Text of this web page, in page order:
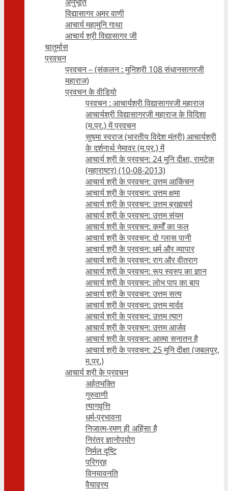
विद्यासागर अमर वाणी
आचार्य महामुनि गाथा
आचार्य श्री विद्यासागर जी
चातुर्मास
प्रवचन
प्रवचन – (संकलन : मुनिश्री 108 संधानसागरजी
महाराज)
प्रवचन के वीडियो
प्रवचन : आचार्यश्री ‍विद्यासागरजी महाराज
आचार्यश्री विद्यासागरजी महाराज के विदिशा
(म.प्र.) में प्रवचन
सुषमा स्वराज (भारतीय विदेश मंत्री) आचार्यश्री
के दर्शनार्थ नेमावर (म.प्र.) में
आचार्य श्री के प्रवचन: 24 मुनि दीक्षा, रामटेक
(महाराष्ट्र) (10-08-2013)
आचार्य श्री के प्रवचन: उत्तम आकिंचन
आचार्य श्री के प्रवचन: उत्तम क्षमा
आचार्य श्री के प्रवचन: उत्तम ब्रह्मचर्य
आचार्य श्री के प्रवचन: उत्तम संयम
आचार्य श्री के प्रवचन: कर्मों का फल
आचार्य श्री के प्रवचन: दो ग्लास पानी
आचार्य श्री के प्रवचन: धर्म और व्यापार
आचार्य श्री के प्रवचन: राग और वीतराग
आचार्य श्री के प्रवचन: रूप स्वरुप का ज्ञान
आचार्य श्री के प्रवचन: लोभ पाप का बाप
आचार्य श्री के प्रवचन: उत्तम सत्य
आचार्य श्री के प्रवचन: उत्तम मार्दव
आचार्य श्री के प्रवचन: उत्तम त्याग
आचार्य श्री के प्रवचन: उत्तम आर्जव
आचार्य श्री के प्रवचन: आत्मा सनातन है
आचार्य श्री के प्रवचन: 25 मुनि दीक्षा (जबलपुर,
म.प्र.)
आचार्य श्री के प्रवचन
अर्हतभक्ति
गुरुवाणी
त्यागवृत्ति
धर्म-प्रभावना
निजात्म-रमण ही अहिंसा है
निरंतर ज्ञानोपयोग
निर्मल दृष्टि
परिग्रह
विनयावनति
वैयावृत्त्य